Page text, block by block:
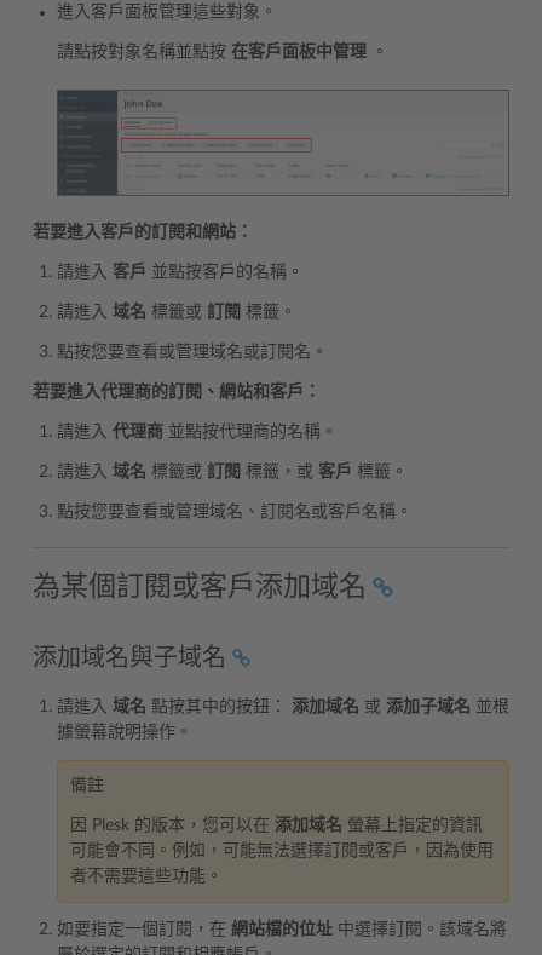
進入客戶面板管理這些對象。
請點按對象名稱並點按 在客戶面板中管理 。
若要進入客戶的訂閱和網站：
請進入 客戶 並點按客戶的名稱。
請進入 域名 標籤或 訂閱 標籤。
點按您要查看或管理域名或訂閱名。
若要進入代理商的訂閱、網站和客戶：
請進入 代理商 並點按代理商的名稱。
請進入 域名 標籤或 訂閱 標籤，或 客戶 標籤。
點按您要查看或管理域名、訂閱名或客戶名稱。
為某個訂閱或客戶添加域名
添加域名與子域名
請進入 域名 點按其中的按鈕： 添加域名 或 添加子域名 並根
據螢幕說明操作。
備註
因 Plesk 的版本，您可以在 添加域名 螢幕上指定的資訊
可能會不同。例如，可能無法選擇訂閱或客戶，因為使用
者不需要這些功能。
如要指定一個訂閱，在 網站檔的位址 中選擇訂閱。該域名將